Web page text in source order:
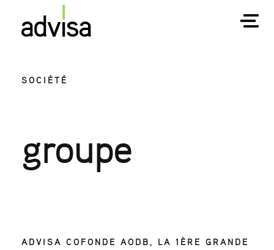
SOCIÉTÉ
groupe
ADVISA COFONDE AODB, LA 1ÈRE GRANDE